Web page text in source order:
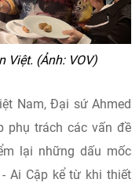
Việt. (Ảnh: VOV)
Nam, Đại sứ Ahmed
phụ trách các vấn đề
lại những dấu mốc
Ai Cập kể từ khi thiết